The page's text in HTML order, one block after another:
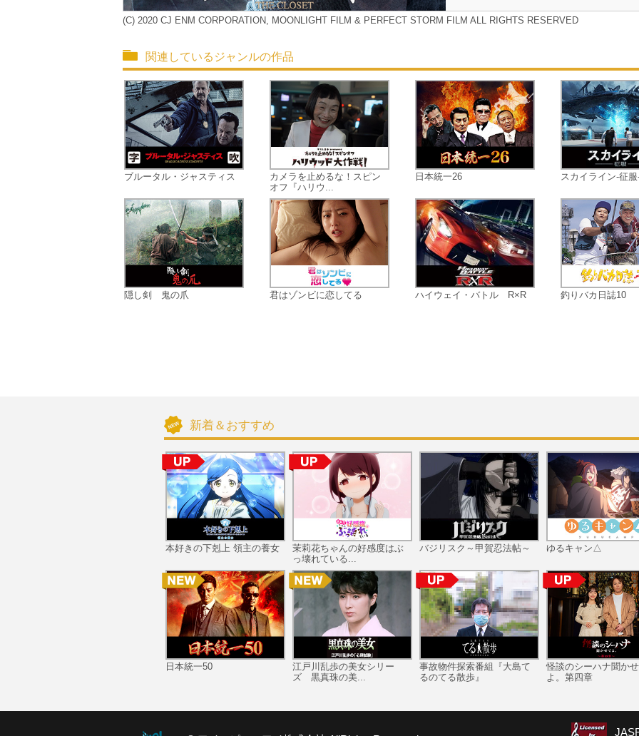
然と姿を消した。手がかりすら見つ
(C) 2020 CJ ENM CORPORATION, MOONLIGHT FILM & PERFECT STORM FILM ALL RIGHTS RESERVED
関連しているジャンルの作品
ブルータル・ジャスティス
隠し剣 鬼の爪
カメラを止めるな！スピン
オフ『ハリウ...
君はゾンビに恋してる
日本統一26
ハイウェイ・バトル R×R
スカイライン-征服
釣りバカ日誌10
新着＆おすすめ
本好きの下剋上 領主の養女
日本統一50
茉莉花ちゃんの好感度はぶ
っ壊れている...
江戸川乱歩の美女シリー
ズ 黒真珠の美...
バジリスク～甲賀忍法帖～
事故物件探索番組『大島て
るのてる散歩』
ゆるキャン△
怪談のシーハナ聞か
よ。第四章